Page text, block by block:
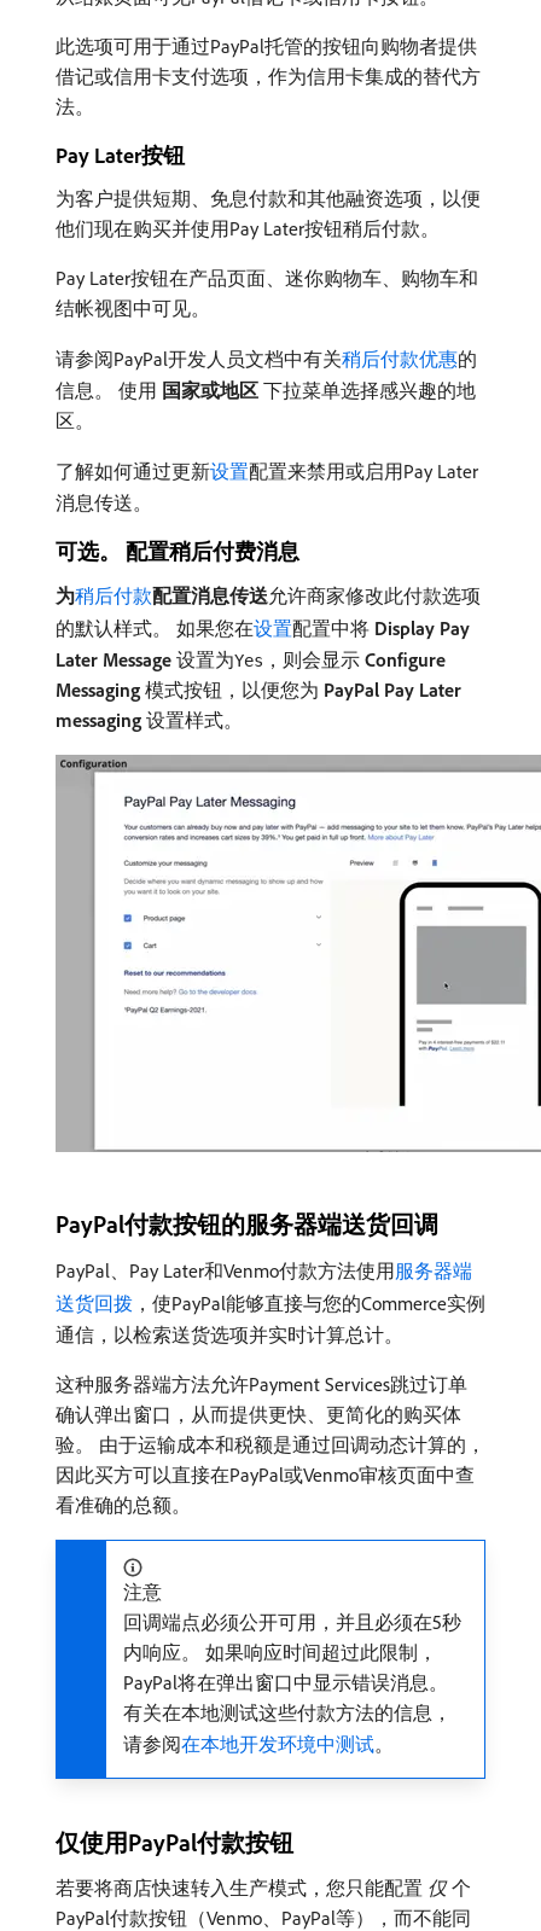
此选项可用于通过PayPal托管的按钮向购物者提供
借记或信用卡支付选项，作为信用卡集成的替代方
法。
Pay Later按钮
为客户提供短期、免息付款和其他融资选项，以便
他们现在购买并使用Pay Later按钮稍后付款。
Pay Later按钮在产品页面、迷你购物车、购物车和
结帐视图中可见。
请参阅PayPal开发人员文档中有关稍后付款优惠的
信息。 使用​ 国家或地区 ​下拉菜单选择感兴趣的地
区。
了解如何通过更新设置配置来禁用或启用Pay Later
消息传送。
可选。 配置稍后付费消息
为稍后付款配置消息传送​允许商家修改此付款选项
的默认样式。 如果您在设置配置中将​ Display Pay
Later Message ​设置为Yes ，则会显示​ Configure
Messaging ​模式按钮，以便您为​ PayPal Pay Later
messaging ​设置样式。
PayPal付款按钮的服务器端送货回调
PayPal、Pay Later和Venmo付款方法使用服务器端
送货回拨 ，使PayPal能够直接与您的Commerce实例
通信，以检索送货选项并实时计算总计。
这种服务器端方法允许Payment Services跳过订单
确认弹出窗口，从而提供更快、更简化的购买体
验。 由于运输成本和税额是通过回调动态计算的，
因此买方可以直接在PayPal或Venmo审核页面中查
看准确的总额。
注意
回调端点必须公开可用，并且必须在5秒
内响应。 如果响应时间超过此限制，
PayPal将在弹出窗口中显示错误消息。
有关在本地测试这些付款方法的信息，
请参阅在本地开发环境中测试。
仅使用PayPal付款按钮
若要将商店快速转入生产模式，您只能配置​ 仅​个
PayPal付款按钮（Venmo、PayPal等），而不能同